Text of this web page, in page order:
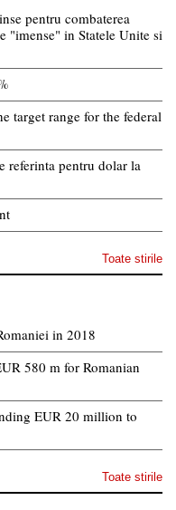
pentru combaterea
"imense" in Statele Unite si
target range for the federal
referinta pentru dolar la
Toate stirile
in 2018
580 m for Romanian
EUR 20 million to
Toate stirile